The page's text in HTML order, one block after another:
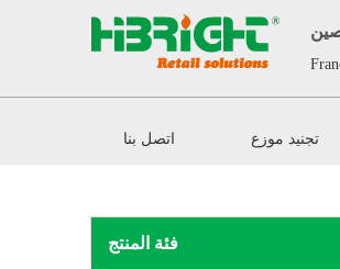
تجنيد موزع اتصل بنا
فئة المنتج